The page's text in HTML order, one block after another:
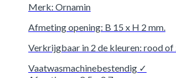
Merk: Ornamin
Afmeting opening: B 15 x H 2 mm.
Verkrijgbaar in 2 de kleuren: rood
Vaatwasmachinebestendig ✓